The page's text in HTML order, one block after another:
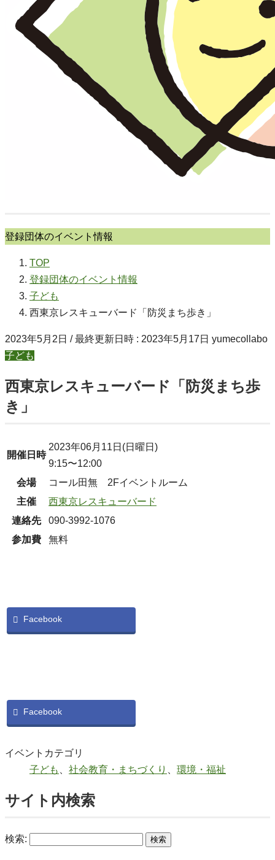
登録団体のイベント情報
TOP
登録団体のイベント情報
子ども
西東京レスキューバード「防災まち歩き」
2023年5月2日 / 最終更新日時 : 2023年5月17日 yumecollabo
子ども
西東京レスキューバード「防災まち歩
き」
開催日時
2023年06月11日(日曜日)
9:15〜12:00
会場
コール田無 2Fイベントルーム
主催
西東京レスキューバード
連絡先
090-3992-1076
参加費
無料
Facebook
Facebook
イベントカテゴリ
子ども
社会教育・まちづくり 環境・福祉
サイト内検索
検索: